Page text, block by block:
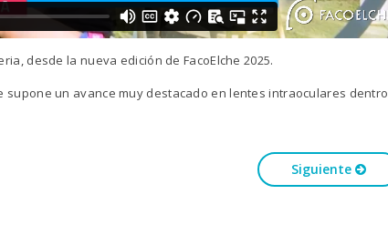
desde la nueva edición de FacoElche 2025.
un avance muy destacado en lentes intraoculares dentro
Siguiente